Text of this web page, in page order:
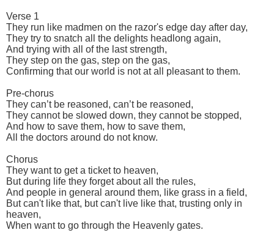
Verse 1
They run like madmen on the razor's edge day after day,
They try to snatch all the delights headlong again,
And trying with all of the last strength,
They step on the gas, step on the gas,
Confirming that our world is not at all pleasant to them.
Pre-chorus
They can’t be reasoned, can’t be reasoned,
They cannot be slowed down, they cannot be stopped,
And how to save them, how to save them,
All the doctors around do not know.
Chorus
They want to get a ticket to heaven,
But during life they forget about all the rules,
And people in general around them, like grass in a field,
But can't like that, but can't live like that, trusting only in
heaven,
When want to go through the Heavenly gates.